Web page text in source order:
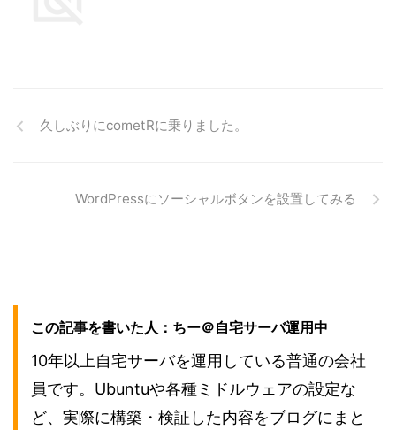
久しぶりにcometRに乗りました。
WordPressにソーシャルボタンを設置してみる
この記事を書いた人：ちー＠自宅サーバ運用中
10年以上自宅サーバを運用している普通の会社
員です。Ubuntuや各種ミドルウェアの設定な
ど、実際に構築・検証した内容をブログにまと